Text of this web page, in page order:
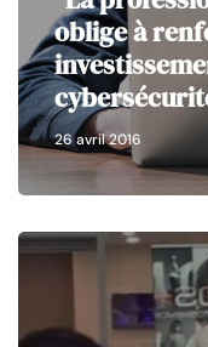
oblige à
26 avril 2016